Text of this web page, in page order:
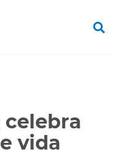
celebra
vida